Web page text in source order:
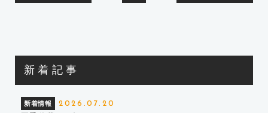
新着記事
新着情報 2026.07.20